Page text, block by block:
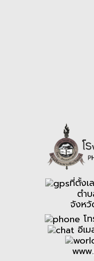
ที่ตั้งเ
ตำบลบ้าน
จังหวั
โ
อีเม